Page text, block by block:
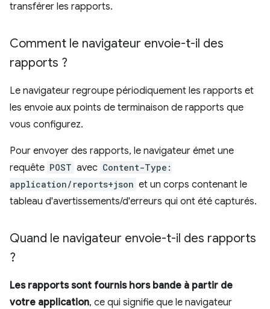
transférer les rapports.
Comment le navigateur envoie-t-il des
rapports ?
Le navigateur regroupe périodiquement les rapports et
les envoie aux points de terminaison de rapports que
vous configurez.
Pour envoyer des rapports, le navigateur émet une
requête POST avec Content-Type:
application/reports+json et un corps contenant le
tableau d'avertissements/d'erreurs qui ont été capturés.
Quand le navigateur envoie-t-il des rapports
?
Les rapports sont fournis hors bande à partir de
votre application, ce qui signifie que le navigateur